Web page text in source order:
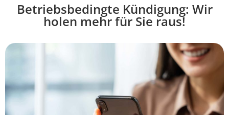
Betriebsbedingte Kündigung: Wir
holen mehr für Sie raus!